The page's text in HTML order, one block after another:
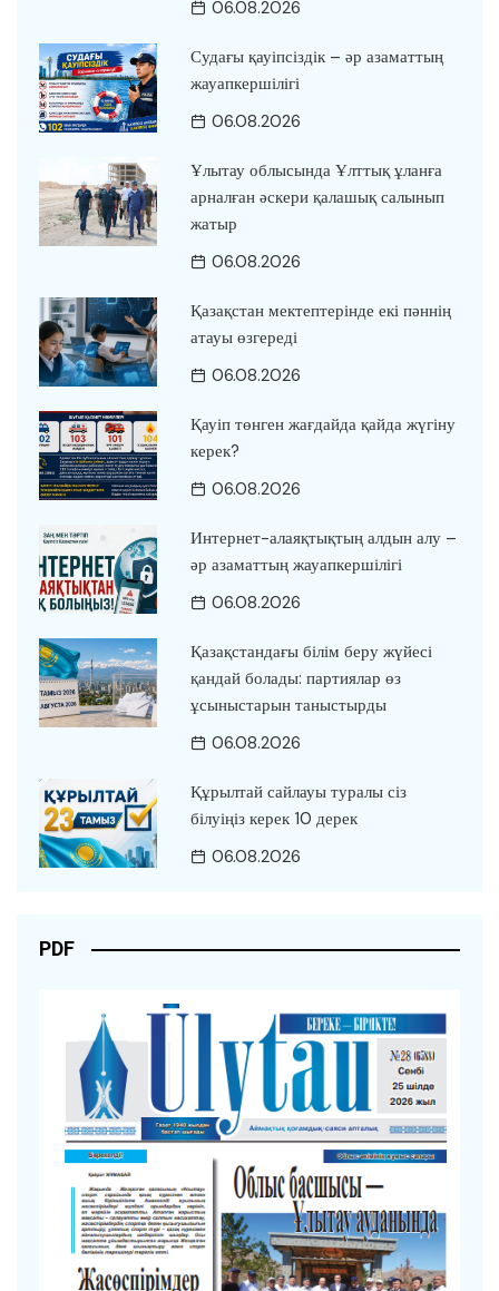
06.08.2026
Судағы қауіпсіздік – әр азаматтың
жауапкершілігі
06.08.2026
Ұлытау облысында Ұлттық ұланға
арналған әскери қалашық салынып
жатыр
06.08.2026
Қазақстан мектептерінде екі пәннің
атауы өзгереді
06.08.2026
Қауіп төнген жағдайда қайда жүгіну
керек?
06.08.2026
Интернет-алаяқтықтың алдын алу –
әр азаматтың жауапкершілігі
06.08.2026
Қазақстандағы білім беру жүйесі
қандай болады: партиялар өз
ұсыныстарын таныстырды
06.08.2026
Құрылтай сайлауы туралы сіз
білуіңіз керек 10 дерек
06.08.2026
PDF